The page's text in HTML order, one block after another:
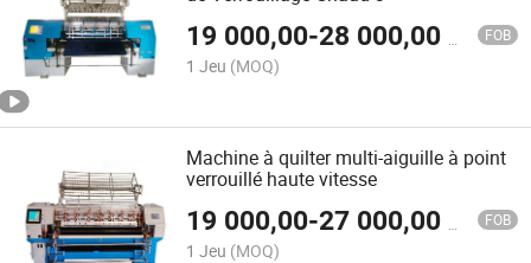
19 000,00-28 000,00 FOB
1 Jeu (MOQ)
Machine à quilter multi-aiguille à point
verrouillé haute vitesse
19 000,00-27 000,00 FOB
1 Jeu (MOQ)